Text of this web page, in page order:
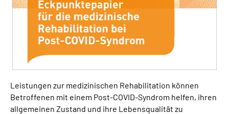
Leichte Sprache
Leistungen zur medizinischen Rehabilitation können
Betroffenen mit einem Post-COVID-Syndrom helfen, ihren
allgemeinen Zustand und ihre Lebensqualität zu